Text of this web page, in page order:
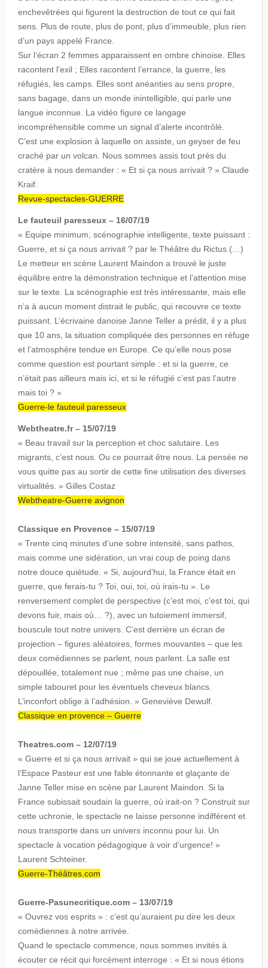
enchevêtrées qui figurent la destruction de tout ce qui fait
sens. Plus de route, plus de pont, plus d’immeuble, plus rien
d’un pays appelé France.
Sur l’écran 2 femmes apparaissent en ombre chinoise. Elles
racontent l’exil ; Elles racontent l’errance, la guerre, les
réfugiés, les camps. Elles sont anéanties au sens propre,
sans bagage, dans un monde inintelligible, qui parle une
langue inconnue. La vidéo figure ce langage
incompréhensible comme un signal d’alerte incontrôlé.
C’est une explosion à laquelle on assiste, un geyser de feu
craché par un volcan. Nous sommes assis tout près du
cratère à nous demander : « Et si ça nous arrivait ? » Claude
Kraif.
Revue-spectacles-GUERRE
Le fauteuil paresseux – 16/07/19
« Equipe minimum, scénographie intelligente, texte puissant :
Guerre, et si ça nous arrivait ? par le Théâtre du Rictus.(…)
Le metteur en scène Laurent Maindon a trouvé le juste
équilibre entre la démonstration technique et l’attention mise
sur le texte. La scénographie est très intéressante, mais elle
n’a à aucun moment distrait le public, qui recouvre ce texte
puissant. L’écrivaine danoise Janne Teller a prédit, il y a plus
que 10 ans, la situation compliquée des personnes en réfuge
et l’atmosphère tendue en Europe. Ce qu’elle nous pose
comme question est pourtant simple : et si la guerre, ce
n’était pas ailleurs mais ici, et si le réfugié c’est pas l’autre
mais toi ? »
Guerre-le fauteuil paresseux
Webtheatre.fr – 15/07/19
« Beau travail sur la perception et choc salutaire. Les
migrants, c’est nous. Ou ce pourrait être nous. La pensée ne
vous quitte pas au sortir de cette fine utilisation des diverses
virtualités. » Gilles Costaz
Webtheatre-Guerre avignon
Classique en Provence – 15/07/19
« Trente cinq minutes d’une sobre intensité, sans pathos,
mais comme une sidération, un vrai coup de poing dans
notre douce quiétude. « Si, aujourd’hui, la France était en
guerre, que ferais-tu ? Toi, oui, toi, où irais-tu ». Le
renversement complet de perspective (c’est moi, c’est toi, qui
devons fuir, mais où… ?), avec un tutoiement immersif,
bouscule tout notre univers. C’est derrière un écran de
projection – figures aléatoires, formes mouvantes – que les
deux comédiennes se parlent, nous parlent. La salle est
dépouillée, totalement nue ; même pas une chaise, un
simple tabouret pour les éventuels cheveux blancs.
L’inconfort oblige à l’adhésion. » Geneviève Dewulf.
Classique en provence – Guerre
Theatres.com – 12/07/19
« Guerre et si ça nous arrivait » qui se joue actuellement à
l’Espace Pasteur est une fable étonnante et glaçante de
Janne Teller mise en scène par Laurent Maindon. Si la
France subissait soudain la guerre, où irait-on ? Construit sur
cette uchronie, le spectacle ne laisse personne indifférent et
nous transporte dans un univers inconnu pour lui. Un
spectacle à vocation pédagogique à voir d’urgence! »
Laurent Schteiner.
Guerre-Théâtres.com
Guerre-Pasunecritique.com – 13/07/19
« Ouvrez vos esprits » : c’est qu’auraient pu dire les deux
comédiennes à notre arrivée.
Quand le spectacle commence, nous sommes invités à
écouter ce récit qui forcément interroge : « Et si nous étions